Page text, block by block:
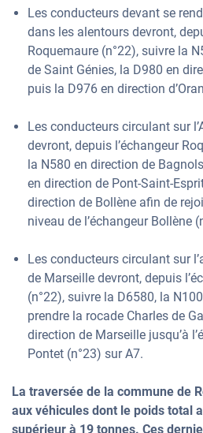
Les conducteurs devant se
dans les alentours devront,
Roquemaure (n°22), suivre la
de Saint Génies, la D980 en
puis la D976 en direction
Les conducteurs circulant sur
devront, depuis l’échangeur
la N580 en direction de
en direction de Pont-Saint-
direction de Bollène afin de
niveau de l’échangeur Bollène
Les conducteurs circulant sur
de Marseille devront, depuis
(n°22), suivre la D6580, la
prendre la rocade Charles de
direction de Marseille jusqu’à
Pontet (n°23) sur A7.
La traversée de la commune de
aux véhicules dont le poids total
supérieur à 19 tonnes. Ces